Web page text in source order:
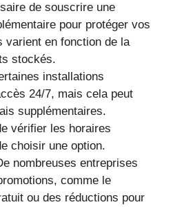
de souscrire une
pour protéger vos
varient en fonction de la
stockés.
installations
24/7, mais cela peut
supplémentaires.
vérifier les horaires
choisir une option.
nombreuses entreprises
comme le
ou des réductions pour